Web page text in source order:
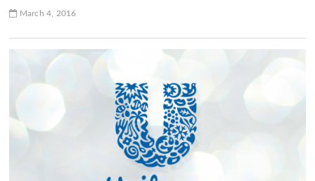
March 4, 2016